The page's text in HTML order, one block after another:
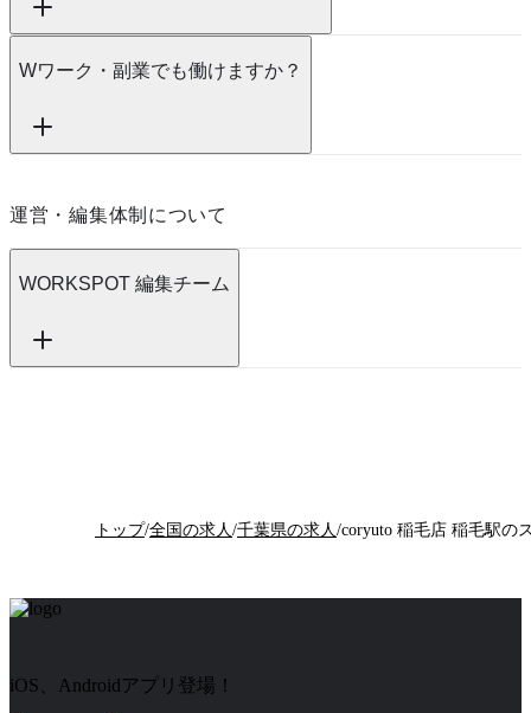
Wワーク・副業でも働けますか？
運営・編集体制について
WORKSPOT 編集チーム
トップ/全国の求人 /千葉県の求人 /
iOS、Androidアプリ登場！